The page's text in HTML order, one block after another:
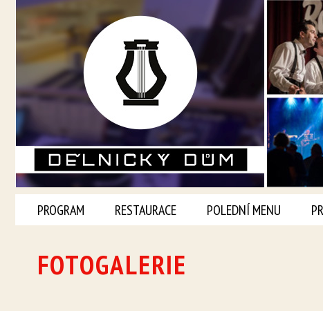
PROGRAM RESTAURACE POLEDNÍ MENU
FOTOGALERIE